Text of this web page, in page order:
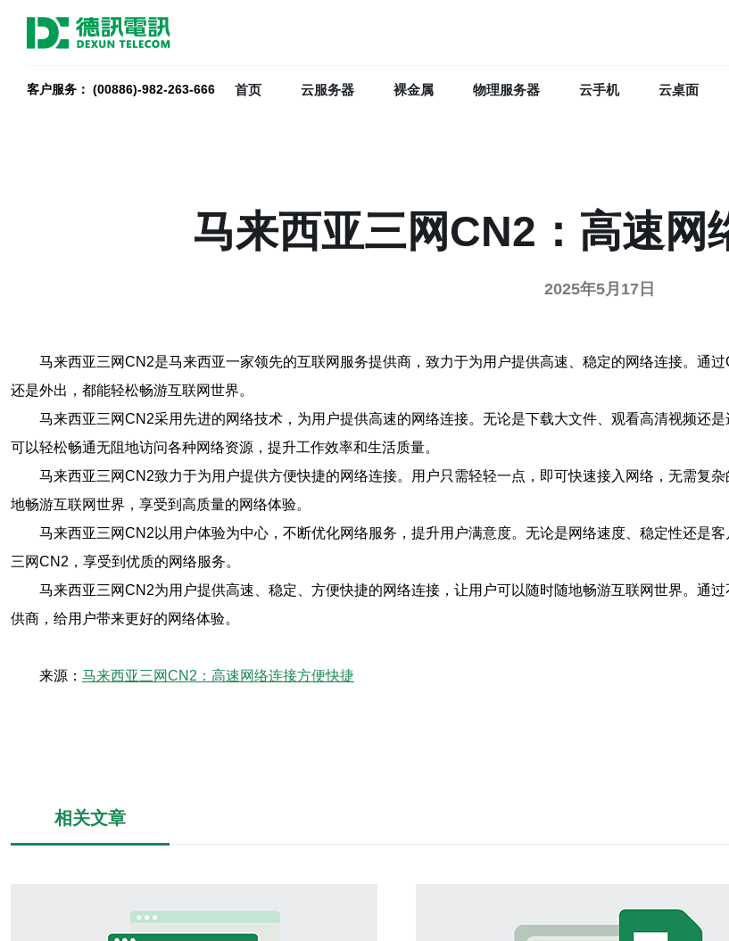
客户服务： (00886)-982-263-666 首页 云服务器 裸金属 物理服务器 云手机 云桌面
马来西亚三网CN2：高速网
2025年5月17日
马来西亚三网CN2是马来西亚一家领先的互联网服务提供商，致力于为用户提供高速、稳定的网络连接。通
还是外出，都能轻松畅游互联网世界。
马来西亚三网CN2采用先进的网络技术，为用户提供高速的网络连接。无论是下载大文件、观看高清视频还
可以轻松畅通无阻地访问各种网络资源，提升工作效率和生活质量。
马来西亚三网CN2致力于为用户提供方便快捷的网络连接。用户只需轻轻一点，即可快速接入网络，无需复
地畅游互联网世界，享受到高质量的网络体验。
马来西亚三网CN2以用户体验为中心，不断优化网络服务，提升用户满意度。无论是网络速度、稳定性还是
三网CN2，享受到优质的网络服务。
马来西亚三网CN2为用户提供高速、稳定、方便快捷的网络连接，让用户可以随时随地畅游互联网世界。通
供商，给用户带来更好的网络体验。
来源： 马来西亚三网CN2：高速网络连接方便快捷
相关文章